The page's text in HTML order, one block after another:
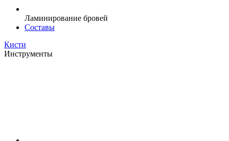
Ламинирование бровей
Составы
Кисти
Инструменты